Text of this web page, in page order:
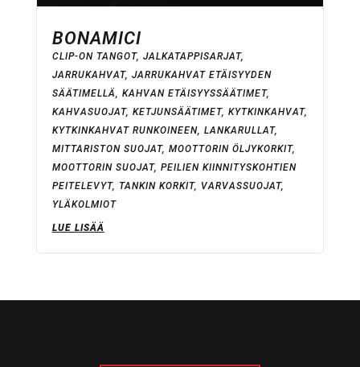
BONAMICI
CLIP-ON TANGOT, JALKATAPPISARJAT,
JARRUKAHVAT, JARRUKAHVAT ETÄISYYDEN
SÄÄTIMELLÄ, KAHVAN ETÄISYYSSÄÄTIMET,
KAHVASUOJAT, KETJUNSÄÄTIMET, KYTKINKAHVAT,
KYTKINKAHVAT RUNKOINEEN, LANKARULLAT,
MITTARISTON SUOJAT, MOOTTORIN ÖLJYKORKIT,
MOOTTORIN SUOJAT, PEILIEN KIINNITYSKOHTIEN
PEITELEVYT, TANKIN KORKIT, VARVASSUOJAT,
YLÄKOLMIOT
LUE LISÄÄ